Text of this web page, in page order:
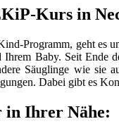
Kurs in
Programm, geht es
Baby. Seit Ende
Säuglinge wie sie
Dabei gibt es
in Ihrer Nähe: